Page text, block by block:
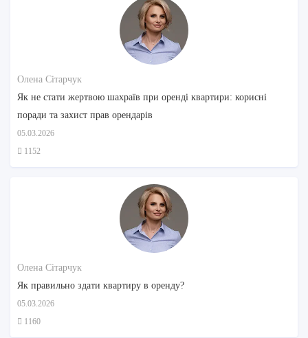
Олена Сітарчук
Як не стати жертвою шахраїв при оренді квартири: корисні
поради та захист прав орендарів
05.03.2026
1152
Олена Сітарчук
Як правильно здати квартиру в оренду?
05.03.2026
1160